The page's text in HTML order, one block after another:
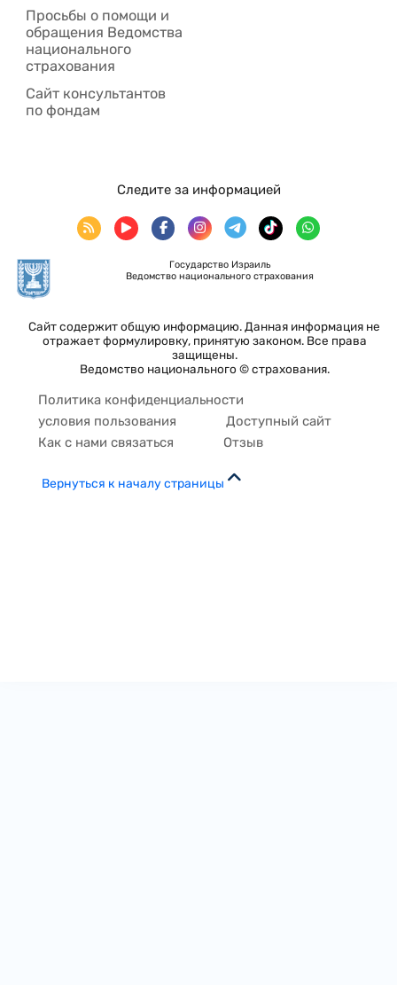
Просьбы о помощи и
обращения Ведомства
национального
страхования
Сайт консультантов
по фондам
Государство Израиль
Ведомство национального страхования
Сайт содержит общую информацию. Данная информация не
отражает формулировку, принятую законом. Все права
защищены.
Ведомство национального © страхования.
Следите за информацией
Политика конфиденциальности
условия пользования
Доступный сайт
Как с нами связаться
Отзыв
Вернуться к началу страницы